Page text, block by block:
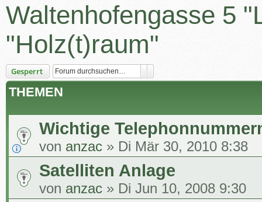
Waltenhofengasse 5
"Holz(t)raum"
Gesperrt
THEMEN
Wichtige
von anzac » Di Mär 30, 2010 8:38
Satelliten Anlage
von anzac » Di Jun 10, 2008 9:30